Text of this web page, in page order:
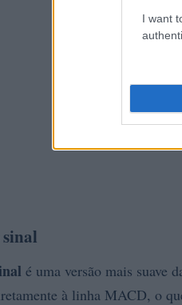
I want
é uma versão mais suave
à linha MACD, o